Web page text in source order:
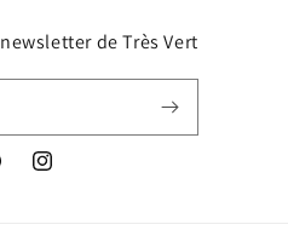
de Très Vert
Instagram